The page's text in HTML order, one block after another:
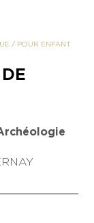
/ POUR ENFANT